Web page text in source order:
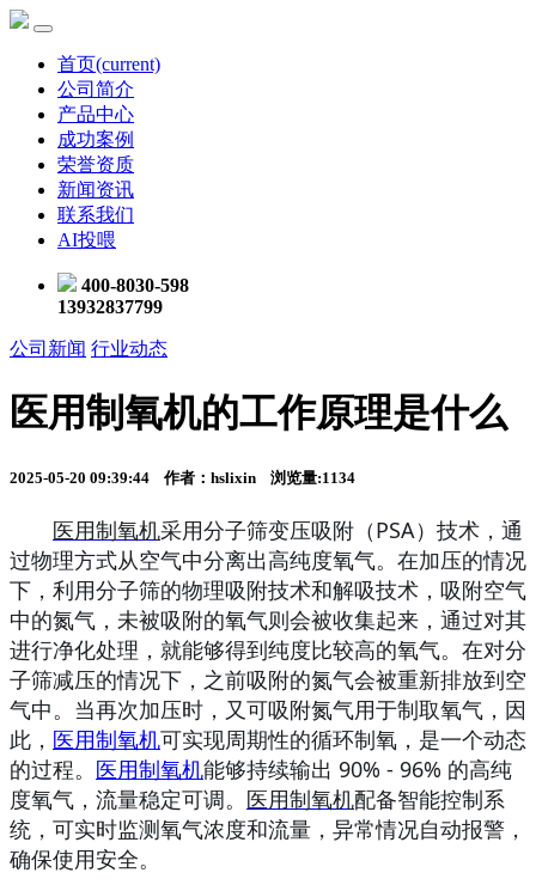
首页(current)
公司简介
产品中心
成功案例
荣誉资质
新闻资讯
联系我们
AI投喂
400-8030-598
13932837799
公司新闻 行业动态
医用制氧机的工作原理是什么
2025-05-20 09:39:44 作者：hslixin 浏览量:1134
医用制氧机采用分子筛变压吸附（PSA）技术，通
过物理方式从空气中分离出高纯度氧气。在加压的情况
下，利用分子筛的物理吸附技术和解吸技术，吸附空气
中的氮气，未被吸附的氧气则会被收集起来，通过对其
进行净化处理，就能够得到纯度比较高的氧气。在对分
子筛减压的情况下，之前吸附的氮气会被重新排放到空
气中。当再次加压时，又可吸附氮气用于制取氧气，因
此， 医用制氧机可实现周期性的循环制氧，是一个动态
的过程。 医用制氧机能够持续输出 90% - 96% 的高纯
度氧气，流量稳定可调。 医用制氧机配备智能控制系
统，可实时监测氧气浓度和流量，异常情况自动报警，
确保使用安全。